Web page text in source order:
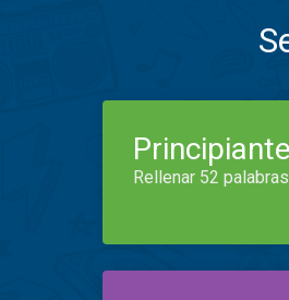
Principiante
Rellenar 52